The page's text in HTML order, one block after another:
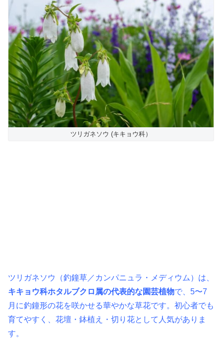
ツリガネソウ (キキョウ科）
ツリガネソウ（釣鐘草／カンパニュラ・メディウム）は、
キキョウ科ホタルブクロ属の代表的な園芸植物で、5〜7
月に釣鐘形の花を咲かせる華やかな草花です。初心者でも
育てやすく、花壇・鉢植え・切り花として人気がありま
す。